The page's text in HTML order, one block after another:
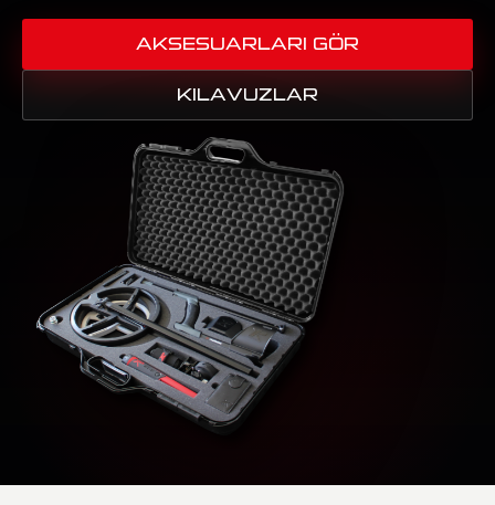
AKSESUARLARI GÖR
KILAVUZLAR